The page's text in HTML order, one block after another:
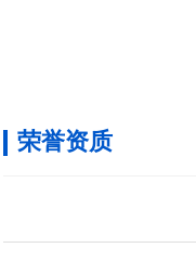
荣誉资质